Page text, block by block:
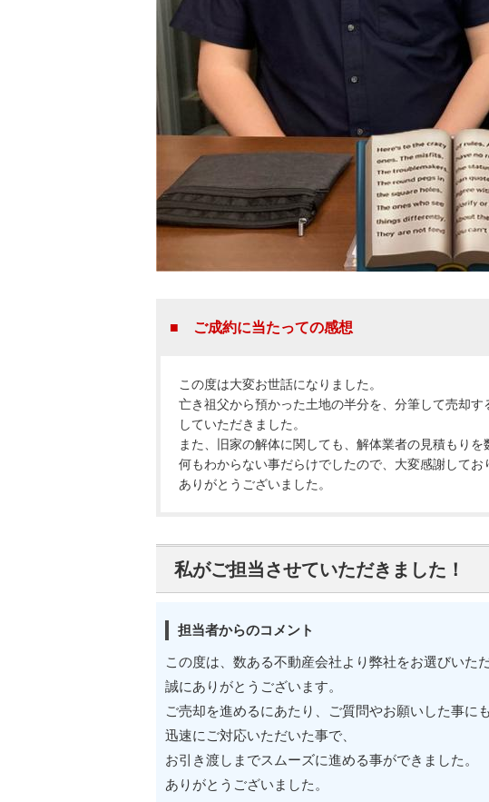
■ ご成約に当たっての感想
この度は大変お世話になりました。
亡き祖父から預かった土地の半分を、分筆して売却
していただきました。
また、旧家の解体に関しても、解体業者の見積もりを
何もわからない事だらけでしたので、大変感謝してお
ありがとうございました。
私がご担当させていただきました！
担当者からのコメント
この度は、数ある不動産会社より弊社をお選びいただ
誠にありがとうございます。
ご売却を進めるにあたり、ご質問やお願いした事にも
迅速にご対応いただいた事で、
お引き渡しまでスムーズに進める事ができました。
ありがとうございました。